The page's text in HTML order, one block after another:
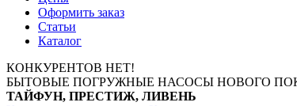
Оформить заказ
Статьи
Каталог
КОНКУРЕНТОВ НЕТ!
БЫТОВЫЕ ПОГРУЖНЫЕ НАСОСЫ НОВОГО
ТАЙФУН, ПРЕСТИЖ, ЛИВЕНЬ